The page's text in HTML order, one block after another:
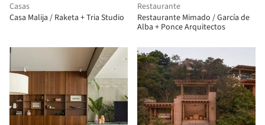
Casas
Casa Malija / Raketa + Tria Studio
Restaurante
Restaurante Mimado / García de
Alba + Ponce Arquitectos